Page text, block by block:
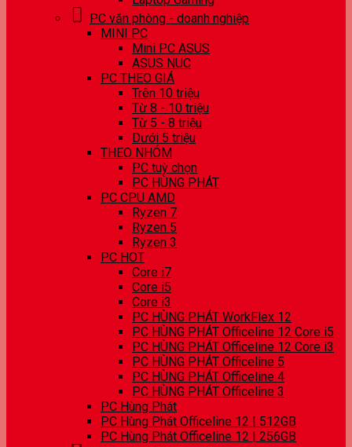
PC văn phòng - doanh nghiệp
MINI PC
Mini PC ASUS
ASUS NUC
PC THEO GIÁ
Trên 10 triệu
Từ 8 - 10 triệu
Từ 5 - 8 triệu
Dưới 5 triệu
THEO NHÓM
PC tuỳ chọn
PC HÙNG PHÁT
PC CPU AMD
Ryzen 7
Ryzen 5
Ryzen 3
PC HOT
Core i7
Core i5
Core i3
PC HÙNG PHÁT WorkFlex 12
PC HÙNG PHÁT Officeline 12 Core i5
PC HÙNG PHÁT Officeline 12 Core i3
PC HÙNG PHÁT Officeline 5
PC HÙNG PHÁT Officeline 4
PC HÙNG PHÁT Officeline 3
PC Hùng Phát
PC Hùng Phát Officeline 12 | 512GB
PC Hùng Phát Officeline 12 | 256GB